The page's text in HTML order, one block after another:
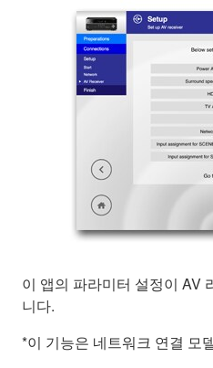
이 앱의 파라미터 설정이 AV
니다.
*이 기능은 네트워크 연결 모